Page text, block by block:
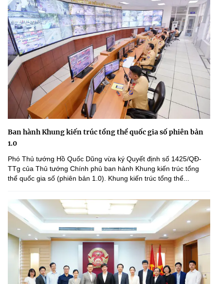
Ban hành Khung kiến trúc tổng thể quốc gia số phiên bản
1.0
Phó Thủ tướng Hồ Quốc Dũng vừa ký Quyết định số 1425/QĐ-
TTg của Thủ tướng Chính phủ ban hành Khung kiến trúc tổng
thể quốc gia số (phiên bản 1.0). Khung kiến trúc tổng thể...